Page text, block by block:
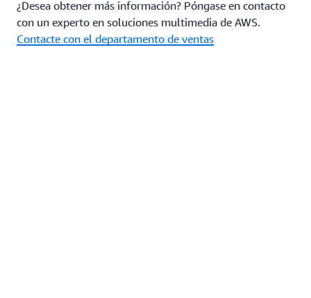
¿Desea obtener más información? Póngase en contacto
con un experto en soluciones multimedia de AWS.
Contacte con el departamento de ventas